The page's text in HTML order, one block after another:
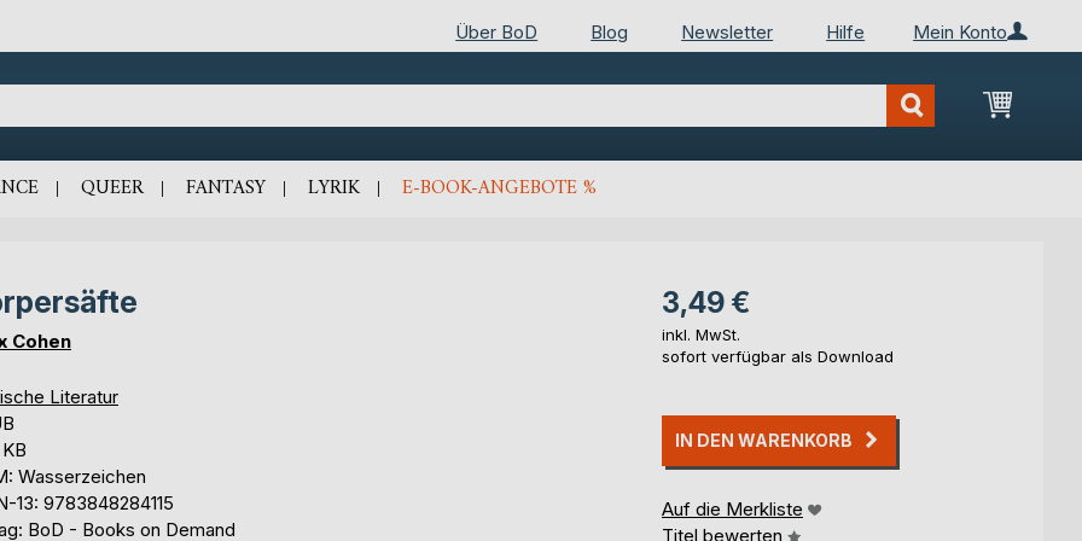
Mein Konto
Über BoD Blog Newsletter Hilfe
Mein
QUEER FANTASY LYRIK E-BOOK-ANGEBOTE %
Cohen
Literatur
Wasserzeichen
13: 9783848284115
BoD - Books on Demand
3,49 €
inkl. MwSt.
sofort verfügbar als Download
IN DEN WARENKORB
Auf die Merkliste
Titel bewerten